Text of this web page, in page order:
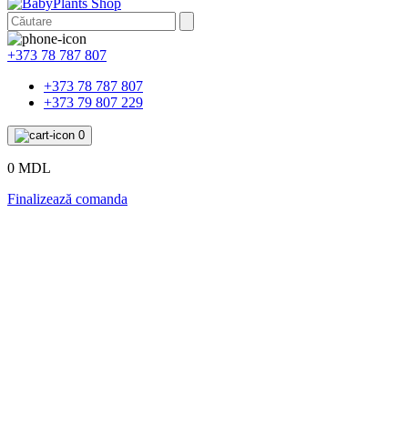
+373 78 787 807
+373 78 787 807
+373 79 807 229
0
0 MDL
Finalizează comanda